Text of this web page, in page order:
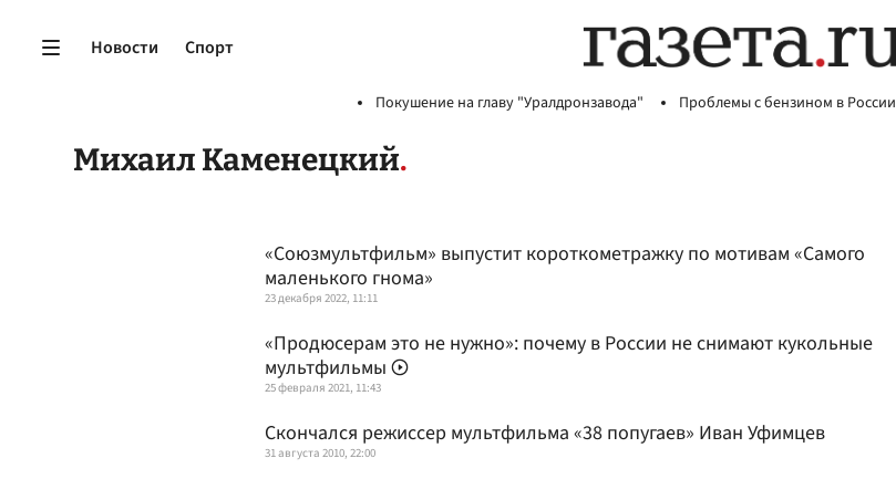
Новости Спорт
Покушение на главу "Уралдронзавода" Проблемы с бензином в России
Михаил Каменецкий
«Союзмультфильм» выпустит короткометражку по мотивам «Самого
маленького гнома»
23 декабря 2022, 11:11
«Продюсерам это не нужно»: почему в России не снимают кукольные
мультфильмы
25 февраля 2021, 11:43
Скончался режиссер мультфильма «38 попугаев» Иван Уфимцев
31 августа 2010, 22:00